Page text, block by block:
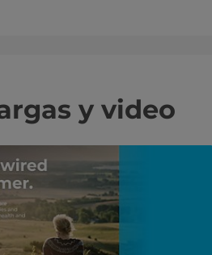
y video